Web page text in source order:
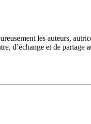
les auteurs,
d’échange et de